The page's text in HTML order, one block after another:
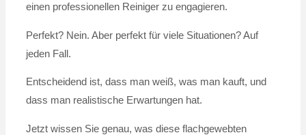
einen professionellen Reiniger zu engagieren.
Perfekt? Nein. Aber perfekt für viele Situationen? Auf
jeden Fall.
Entscheidend ist, dass man weiß, was man kauft, und
dass man realistische Erwartungen hat.
Jetzt wissen Sie genau, was diese flachgewebten